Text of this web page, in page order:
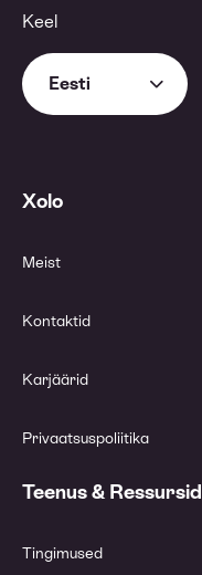
Keel
Eesti
Xolo
Meist
Kontaktid
Karjäärid
Privaatsuspoliitika
Teenus & Ressursid
Tingimused